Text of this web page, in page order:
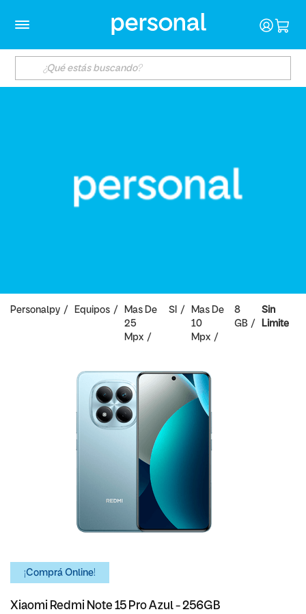
Personalpy Equipos
Mas De
25
Mpx
SI
Mas De
10
Mpx
8
GB
Sin
Limite
¡Comprá Online!
Xiaomi Redmi Note 15 Pro Azul - 256GB